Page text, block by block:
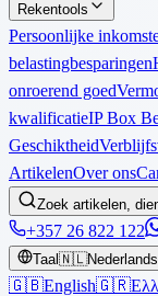
Rekentools
Persoonlijke
belastingbesparingen
onroerend goed
kwalificatieIP Box
Geschiktheid
ArtikelenOver ons
Zoek artikelen,
+357 26 822 122
Taal🇳🇱Nederlands
🇬🇧English🇬🇷